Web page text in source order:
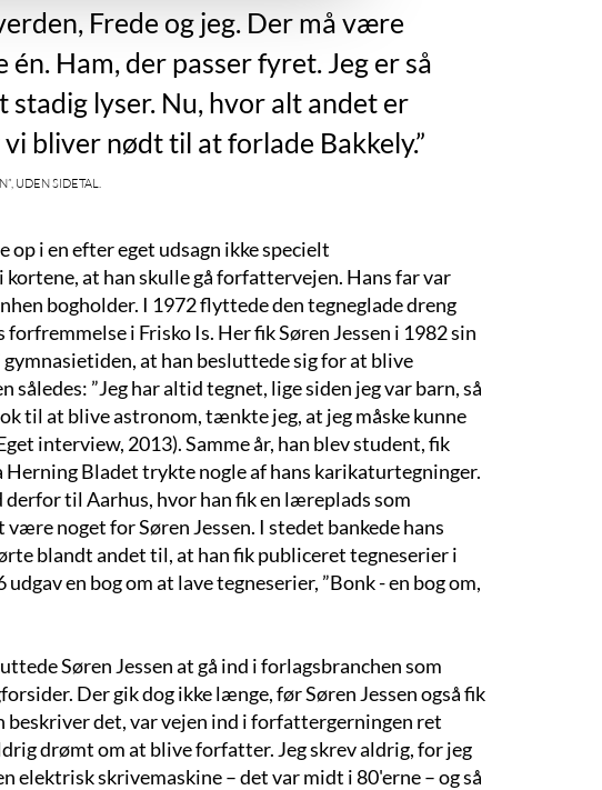
Frede og jeg. Der må være
Ham, der passer fyret. Jeg er så
stadig lyser. Nu, hvor alt andet er
bliver nødt til at forlade Bakkely.”
uden sidetal.
op i en efter eget udsagn ikke specielt
at han skulle gå forfattervejen. Hans far var
bogholder. I 1972 flyttede den tegneglade dreng
i Frisko Is. Her fik Søren Jessen i 1982 sin
at han besluttede sig for at blive
”Jeg har altid tegnet, lige siden jeg var barn, så
til at blive astronom, tænkte jeg, at jeg måske kunne
interview, 2013). Samme år, han blev student, fik
Bladet trykte nogle af hans karikaturtegninger.
til Aarhus, hvor han fik en læreplads som
noget for Søren Jessen. I stedet bankede hans
blandt andet til, at han fik publiceret tegneserier i
en bog om at lave tegneserier, ”Bonk - en bog om,
Søren Jessen at gå ind i forlagsbranchen som
Der gik dog ikke længe, før Søren Jessen også fik
beskriver det, var vejen ind i forfattergerningen ret
drømt om at blive forfatter. Jeg skrev aldrig, for jeg
elektrisk skrivemaskine – det var midt i 80'erne – og så